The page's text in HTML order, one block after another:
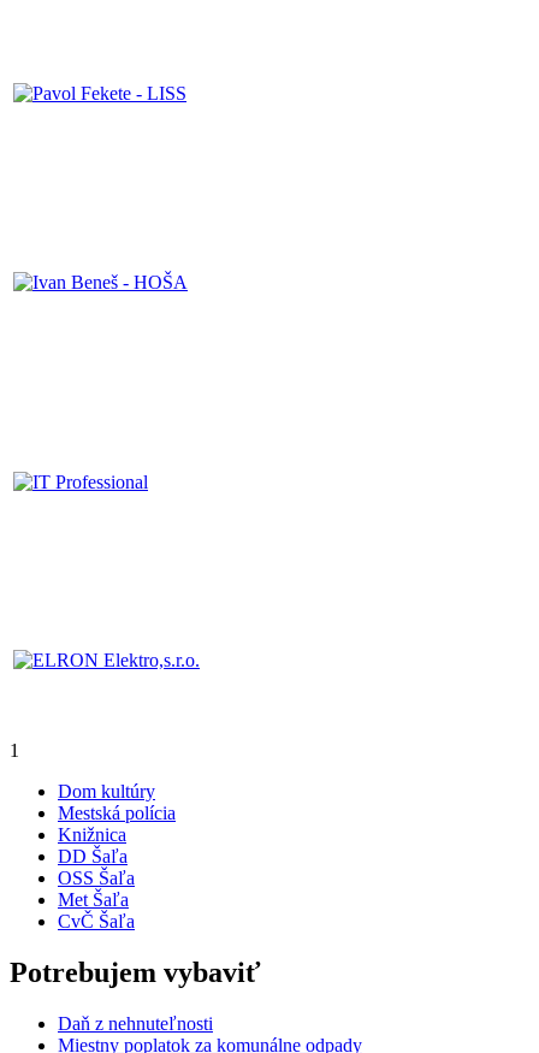
1
Dom kultúry
Mestská polícia
Knižnica
DD Šaľa
OSS Šaľa
Met Šaľa
CvČ Šaľa
Potrebujem vybaviť
Daň z nehnuteľnosti
Miestny poplatok za komunálne odpady